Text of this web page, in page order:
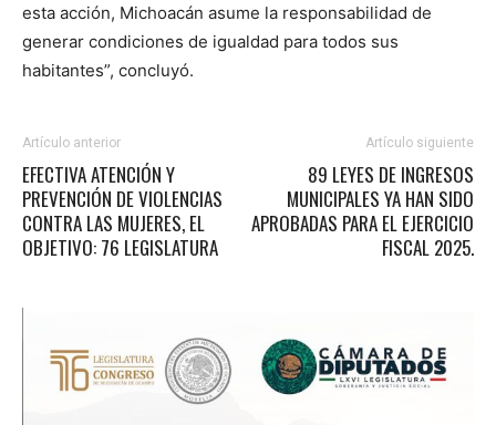
esta acción, Michoacán asume la responsabilidad de
generar condiciones de igualdad para todos sus
habitantes”, concluyó.
Artículo anterior
EFECTIVA ATENCIÓN Y
PREVENCIÓN DE VIOLENCIAS
CONTRA LAS MUJERES, EL
OBJETIVO: 76 LEGISLATURA
Artículo siguiente
89 LEYES DE INGRESOS
MUNICIPALES YA HAN SIDO
APROBADAS PARA EL EJERCICIO
FISCAL 2025.